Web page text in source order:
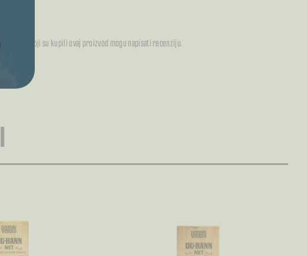
kupci koji su kupili ovaj proizvod mogu napisati recenziju.